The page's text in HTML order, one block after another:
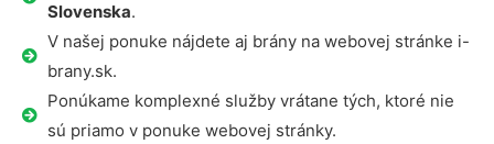
Slovenska.
V našej ponuke nájdete aj brány na webovej stránke i-
brany.sk.
Ponúkame komplexné služby vrátane tých, ktoré nie
sú priamo v ponuke webovej stránky.